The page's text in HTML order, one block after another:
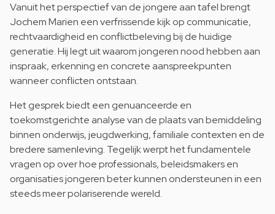
Vanuit het perspectief van de jongere aan tafel brengt
Jochem Marien een verfrissende kijk op communicatie,
rechtvaardigheid en conflictbeleving bij de huidige
generatie. Hij legt uit waarom jongeren nood hebben aan
inspraak, erkenning en concrete aanspreekpunten
wanneer conflicten ontstaan.
Het gesprek biedt een genuanceerde en
toekomstgerichte analyse van de plaats van bemiddeling
binnen onderwijs, jeugdwerking, familiale contexten en de
bredere samenleving. Tegelijk werpt het fundamentele
vragen op over hoe professionals, beleidsmakers en
organisaties jongeren beter kunnen ondersteunen in een
steeds meer polariserende wereld.